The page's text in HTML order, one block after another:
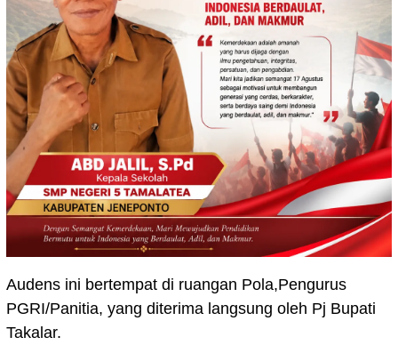
Audens ini bertempat di ruangan Pola,Pengurus
PGRI/Panitia, yang diterima langsung oleh Pj Bupati
Takalar.